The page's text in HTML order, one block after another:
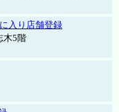
入り店舗登録
木5階